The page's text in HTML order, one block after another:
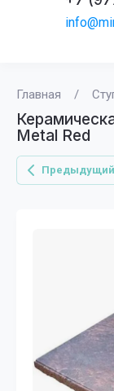
Главная /
Metal Red
Предыдущий